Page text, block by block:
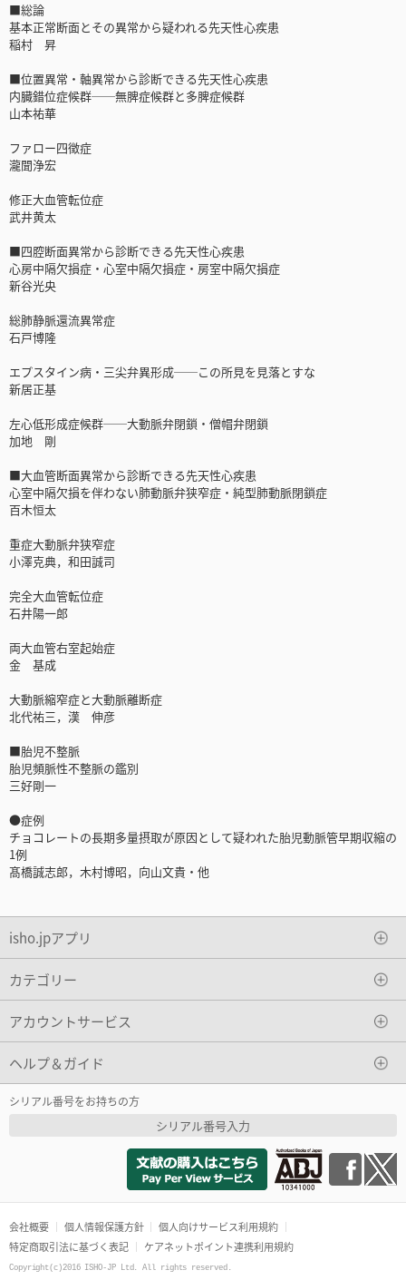
■総論
基本正常断面とその異常から疑われる先天性心疾患
稲村 昇
■位置異常・軸異常から診断できる先天性心疾患
内臓錯位症候群──無脾症候群と多脾症候群
山本祐華
ファロー四徴症
瀧聞浄宏
修正大血管転位症
武井黄太
■四腔断面異常から診断できる先天性心疾患
心房中隔欠損症・心室中隔欠損症・房室中隔欠損症
新谷光央
総肺静脈還流異常症
石戸博隆
エプスタイン病・三尖弁異形成──この所見を見落とすな
新居正基
左心低形成症候群──大動脈弁閉鎖・僧帽弁閉鎖
加地 剛
■大血管断面異常から診断できる先天性心疾患
心室中隔欠損を伴わない肺動脈弁狭窄症・純型肺動脈閉鎖症
百木恒太
重症大動脈弁狭窄症
小澤克典，和田誠司
完全大血管転位症
石井陽一郎
両大血管右室起始症
金 基成
大動脈縮窄症と大動脈離断症
北代祐三，漢 伸彦
■胎児不整脈
胎児頻脈性不整脈の鑑別
三好剛一
●症例
チョコレートの長期多量摂取が原因として疑われた胎児動脈管早期収縮の
1例
髙橋誠志郎，木村博昭，向山文貴・他
isho.jpアプリ
カテゴリー
アカウントサービス
ヘルプ＆ガイド
シリアル番号をお持ちの方
シリアル番号入力
会社概要 個人情報保護方針
個人向けサービス利用規約
特定商取引法に基づく表記
ケアネットポイント連携利用規約
Copyright(c)2016 ISHO-JP Ltd. All rights reserved.